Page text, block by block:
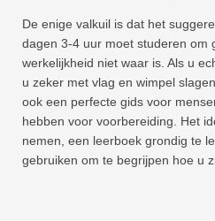
De enige valkuil is dat het
dagen 3-4 uur moet studeren om
werkelijkheid niet waar is. Als u
u zeker met vlag en wimpel
ook een perfecte gids voor
hebben voor voorbereiding. Het
nemen, een leerboek grondig te
gebruiken om te begrijpen hoe u